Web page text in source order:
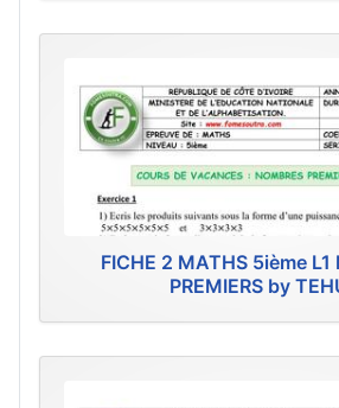
FICHE 2 MATHS 5ième L1
PREMIERS by